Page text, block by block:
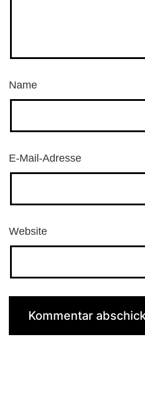
Name
E-Mail-Adresse
Website